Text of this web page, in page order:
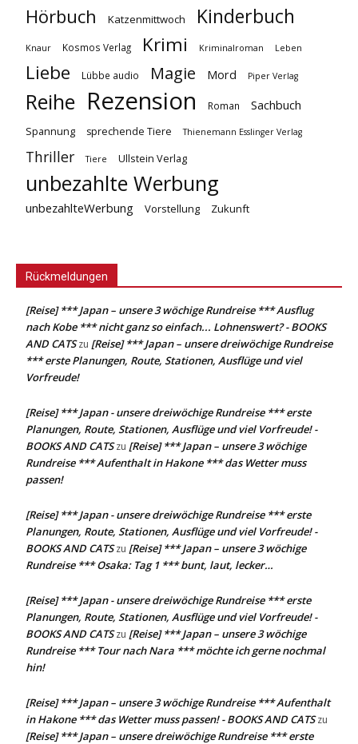
Hörbuch Katzenmittwoch Kinderbuch
Knaur Kosmos Verlag Krimi Kriminalroman Leben
Liebe Lübbe audio Magie Mord Piper Verlag
Reihe Rezension Roman Sachbuch
Spannung sprechende Tiere Thienemann Esslinger Verlag
Thriller Tiere Ullstein Verlag
unbezahlte Werbung
unbezahlteWerbung Vorstellung Zukunft
Rückmeldungen
[Reise] *** Japan – unsere 3 wöchige Rundreise *** Ausflug
nach Kobe *** nicht ganz so einfach... Lohnenswert? - BOOKS
AND CATSzu [Reise] *** Japan – unsere dreiwöchige Rundreise
*** erste Planungen, Route, Stationen, Ausflüge und viel
Vorfreude!
[Reise] *** Japan - unsere dreiwöchige Rundreise *** erste
Planungen, Route, Stationen, Ausflüge und viel Vorfreude! -
BOOKS AND CATSzu [Reise] *** Japan – unsere 3 wöchige
Rundreise *** Aufenthalt in Hakone *** das Wetter muss
passen!
[Reise] *** Japan - unsere dreiwöchige Rundreise *** erste
Planungen, Route, Stationen, Ausflüge und viel Vorfreude! -
BOOKS AND CATSzu [Reise] *** Japan – unsere 3 wöchige
Rundreise *** Osaka: Tag 1 *** bunt, laut, lecker…
[Reise] *** Japan - unsere dreiwöchige Rundreise *** erste
Planungen, Route, Stationen, Ausflüge und viel Vorfreude! -
BOOKS AND CATSzu [Reise] *** Japan – unsere 3 wöchige
Rundreise *** Tour nach Nara *** möchte ich gerne nochmal
hin!
[Reise] *** Japan – unsere 3 wöchige Rundreise *** Aufenthalt
in Hakone *** das Wetter muss passen! - BOOKS AND CATSzu
[Reise] *** Japan – unsere dreiwöchige Rundreise *** erste